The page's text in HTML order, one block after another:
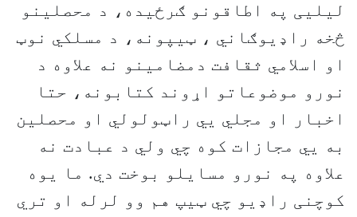
لیليی په اطاقونو ګرځیده، د محصلینو
څخه راډیوګاني ، ټیپونه، د مسلکي نوټ
او اسلامي ثقافت دمضامینو نه علاوه د
نورو موضوعاتو اړوند کتابونه، حتا
اخبار او مجلي يي راټولولي او محصلین
به يي مجازات کوه چي ولي د عبادت نه
علاوه په نورو مسایلو بوخت دي. ما یوه
کوچنی راډیو چي ټيپ هم وو لرله او تري